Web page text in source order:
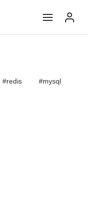
redis mysql